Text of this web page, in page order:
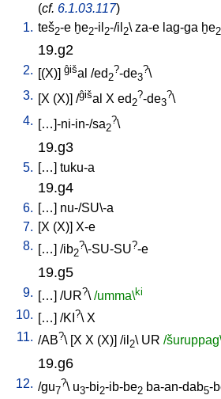
(cf. 6.1.03.117)
1. teš2-e ḫe2-il 2-/il 2\ za-e lag-ga ḫe2
19.g2
2. [(X)] ĝišal /ed2
?-de3
?\
3. [X (X)] /ĝišal X ed2
?-de3
?\
4. […]-ni-in-/sa2
?\
19.g3
5. […] tuku-a
19.g4
6. […] nu-/SU\-a
7. [X (X)] X-e
8. […] /ib2
?\-SU-SU?-e
19.g5
9. […] /UR?\ /umma\ki
10. […] /KI ?\ X
11. /AB?\ [X X (X)] /il 2\ UR /
19.g6
12. /gu7
?\ u3-bi2-ib-be2 ba-an-dab5-